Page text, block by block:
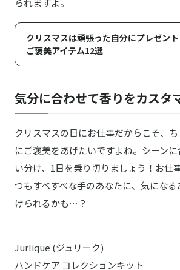
クリスマスは頑張った自分にプレゼン
ご褒美アイテム12選
気分に合わせて香りをカスタ
クリスマスの日にお仕事だからこそ、
にご褒美をあげたいですよね。シーン
い分け、1日を乗り切りましょう！お仕
つもすべすべな手のあなたに、気にな
けられるかも…？
Jurlique (ジュリーク)
ハンドケア コレクションキット